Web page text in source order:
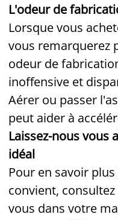
L'odeur de
Lorsque vous
vous remarquerez
odeur de
inoffensive et
Aérer ou passer
peut aider à
Laissez-nous vous
idéal
Pour en savoir
convient,
vous dans votre